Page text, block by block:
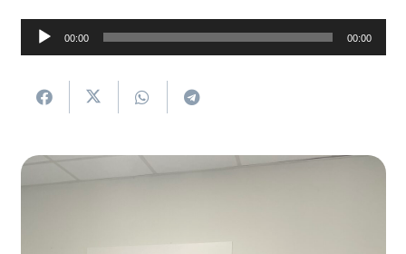
Soinu
erreproduzigailua
00:00 00:00